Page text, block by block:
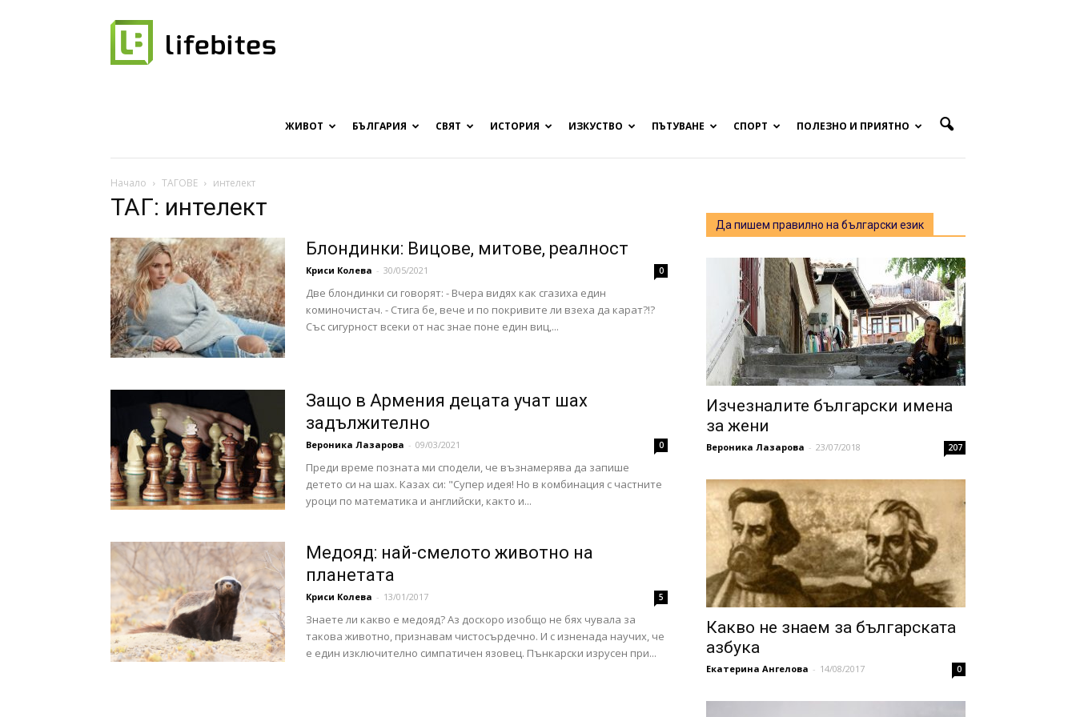
списание
хапки
вкус
на
живот
ЖИВОТ БЪЛГАРИЯ СВЯТ ИСТОРИЯ ИЗКУСТВО ПЪТУВАНЕ СПОРТ ПОЛЕЗНО И ПРИЯТНО
Начало ТАГОВЕ интелект
ТАГ: интелект
Блондинки: Вицове, митове, реалност
Криси Колева - 30/05/2021 0
Две блондинки си говорят: - Вчера видях как сгазиха един
коминочистач. - Стига бе, вече и по покривите ли взеха да карат?!?
Със сигурност всеки от нас знае поне един виц,...
Защо в Армения децата учат шах
задължително
Вероника Лазарова - 09/03/2021 0
Преди време позната ми сподели, че възнамерява да запише
детето си на шах. Казах си: "Супер идея! Но в комбинация с частните
уроци по математика и английски, както и...
Медояд: най-смелото животно на
планетата
Криси Колева - 13/01/2017 5
Знаете ли какво е медояд? Аз доскоро изобщо не бях чувала за
такова животно, признавам чистосърдечно. И с изненада научих, че
е един изключително симпатичен язовец. Пънкарски изрусен при...
Да пишем правилно на български език
Изчезналите български имена
за жени
Вероника Лазарова - 23/07/2018 207
Какво не знаем за българската
азбука
Екатерина Ангелова - 14/08/2017 0